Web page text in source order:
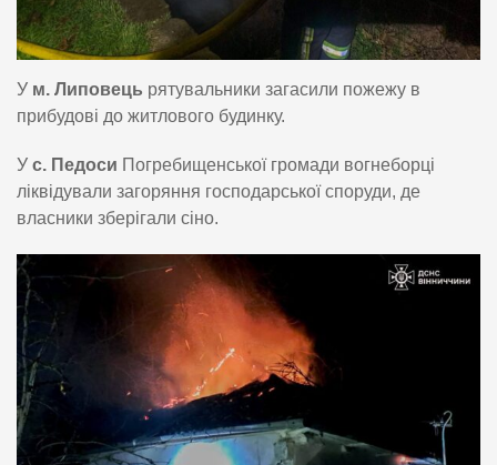
У м. Липовець рятувальники загасили пожежу в
прибудові до житлового будинку.
У с. Педоси Погребищенської громади вогнеборці
ліквідували загоряння господарської споруди, де
власники зберігали сіно.